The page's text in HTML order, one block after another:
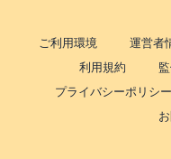
ご利用環境 運営者
利用規約
プライバシーポリシー